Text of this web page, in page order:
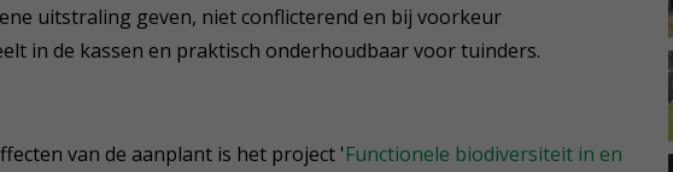
uitstraling geven, niet conflicterend en bij voorkeur
in de kassen en praktisch onderhoudbaar voor tuinders.
van de aanplant is het project 'Functionele biodiversiteit in en